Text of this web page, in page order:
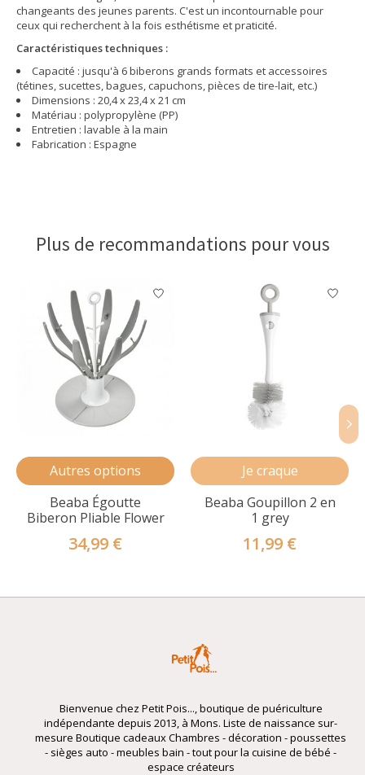
changeants des jeunes parents. C'est un incontournable pour
ceux qui recherchent à la fois esthétisme et praticité.
Caractéristiques techniques :
Capacité : jusqu'à 6 biberons grands formats et accessoires
(tétines, sucettes, bagues, capuchons, pièces de tire-lait, etc.)
Dimensions : 20,4 x 23,4 x 21 cm
Matériau : polypropylène (PP)
Entretien : lavable à la main
Fabrication : Espagne
Plus de recommandations pour vous
Articles du carrousel de produits
Autres options
Beaba Égoutte
Biberon Pliable Flower
34,99 €
Je craque
Beaba Goupillon 2 en
1 grey
11,99 €
Bienvenue chez Petit Pois..., boutique de puériculture
indépendante depuis 2013, à Mons. Liste de naissance sur-
mesure Boutique cadeaux Chambres - décoration - poussettes
- sièges auto - meubles bain - tout pour la cuisine de bébé -
espace créateurs